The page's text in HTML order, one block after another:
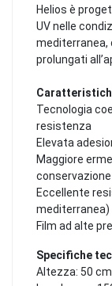
Helios è
UV nelle
mediterranea,
prolungati
Tecnologia
resistenza
Elevata
Maggiore
Eccellente
mediterranea)
Film ad alte
Specifiche
Altezza: 50